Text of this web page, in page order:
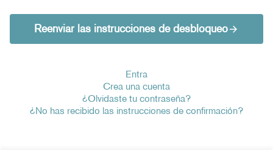
Reenviar las instrucciones de desbloqueo
Entra
Crea una cuenta
¿Olvidaste tu contraseña?
¿No has recibido las instrucciones de confirmación?